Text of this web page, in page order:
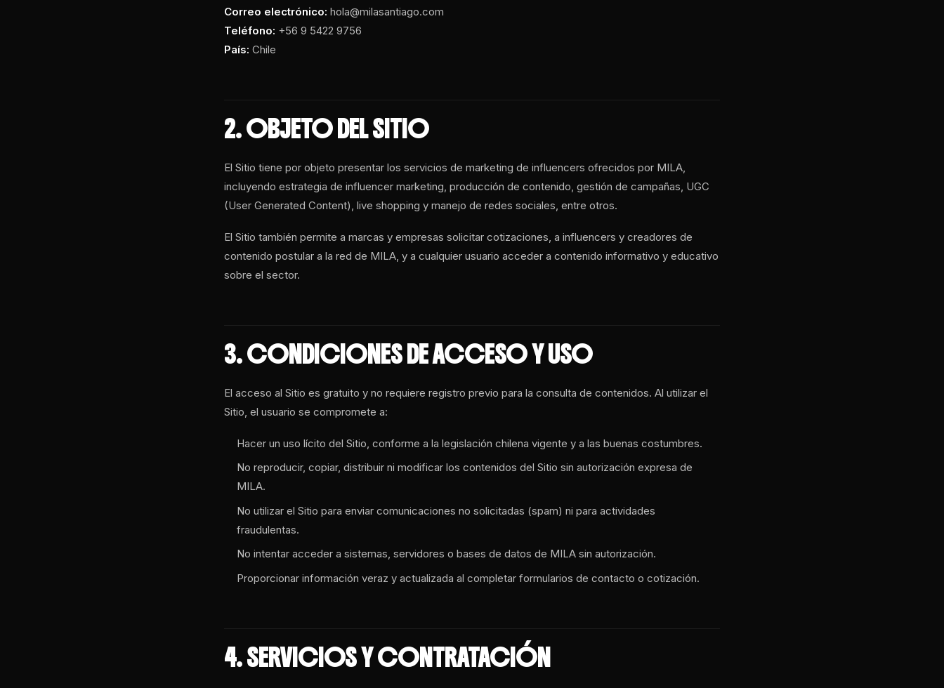
Correo electrónico: hola@milasantiago.com
Teléfono: +56 9 5422 9756
País: Chile
2. OBJETO DEL SITIO
El Sitio tiene por objeto presentar los servicios de marketing de influencers ofrecidos por MILA,
incluyendo estrategia de influencer marketing, producción de contenido, gestión de campañas, UGC
(User Generated Content), live shopping y manejo de redes sociales, entre otros.
El Sitio también permite a marcas y empresas solicitar cotizaciones, a influencers y creadores de
contenido postular a la red de MILA, y a cualquier usuario acceder a contenido informativo y educativo
sobre el sector.
3. CONDICIONES DE ACCESO Y USO
El acceso al Sitio es gratuito y no requiere registro previo para la consulta de contenidos. Al utilizar el
Sitio, el usuario se compromete a:
Hacer un uso lícito del Sitio, conforme a la legislación chilena vigente y a las buenas costumbres.
No reproducir, copiar, distribuir ni modificar los contenidos del Sitio sin autorización expresa de
MILA.
No utilizar el Sitio para enviar comunicaciones no solicitadas (spam) ni para actividades
fraudulentas.
No intentar acceder a sistemas, servidores o bases de datos de MILA sin autorización.
Proporcionar información veraz y actualizada al completar formularios de contacto o cotización.
4. SERVICIOS Y CONTRATACIÓN